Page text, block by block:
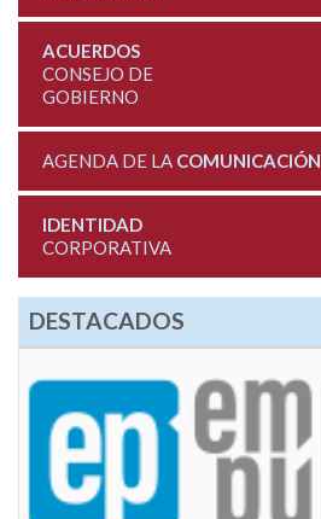
ACUERDOS
CONSEJO DE
GOBIERNO
AGENDA DE LA COMUNICACIÓN
IDENTIDAD
CORPORATIVA
DESTACADOS